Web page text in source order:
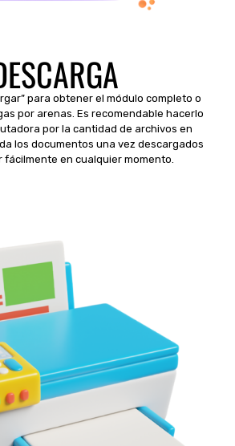
para obtener el módulo completo o
por arenas. Es recomendable hacerlo
por la cantidad de archivos en
los documentos una vez descargados
fácilmente en cualquier momento.